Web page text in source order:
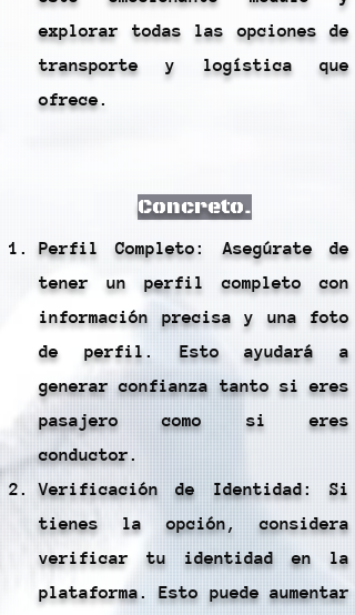
explorar todas las opciones de
transporte y logística que
ofrece.
Concreto.
Perfil Completo: Asegúrate de
tener un perfil completo con
información precisa y una foto
de perfil. Esto ayudará a
generar confianza tanto si eres
pasajero como si eres
conductor.
Verificación de Identidad: Si
tienes la opción, considera
verificar tu identidad en la
plataforma. Esto puede aumentar